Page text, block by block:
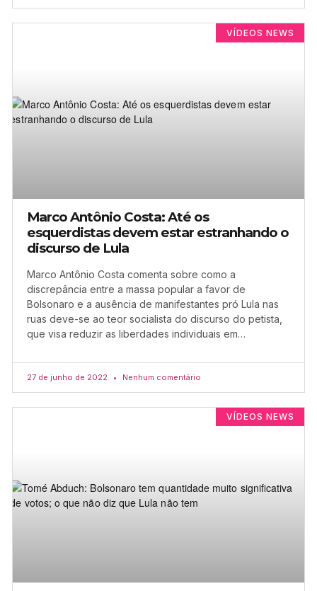
VÍDEOS NEWS
Marco Antônio Costa: Até os
esquerdistas devem estar estranhando o
discurso de Lula
Marco Antônio Costa comenta sobre como a
discrepância entre a massa popular a favor de
Bolsonaro e a ausência de manifestantes pró Lula nas
ruas deve-se ao teor socialista do discurso do petista,
que visa reduzir as liberdades individuais em…
27 de junho de 2022 Nenhum comentário
VÍDEOS NEWS